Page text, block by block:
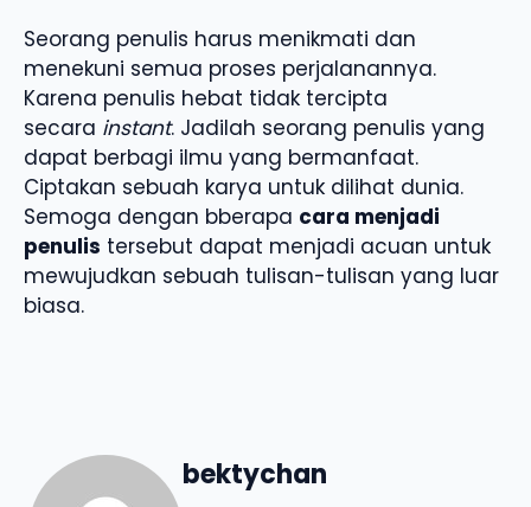
Seorang penulis harus menikmati dan
menekuni semua proses perjalanannya.
Karena penulis hebat tidak tercipta
secara instant. Jadilah seorang penulis yang
dapat berbagi ilmu yang bermanfaat.
Ciptakan sebuah karya untuk dilihat dunia.
Semoga dengan bberapa cara menjadi
penulis tersebut dapat menjadi acuan untuk
mewujudkan sebuah tulisan-tulisan yang luar
biasa.
bektychan